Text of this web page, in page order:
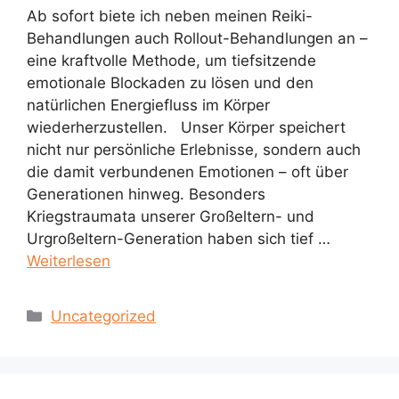
Ab sofort biete ich neben meinen Reiki-
Behandlungen auch Rollout-Behandlungen an –
eine kraftvolle Methode, um tiefsitzende
emotionale Blockaden zu lösen und den
natürlichen Energiefluss im Körper
wiederherzustellen. Unser Körper speichert
nicht nur persönliche Erlebnisse, sondern auch
die damit verbundenen Emotionen – oft über
Generationen hinweg. Besonders
Kriegstraumata unserer Großeltern- und
Urgroßeltern-Generation haben sich tief …
Weiterlesen
Kategorien
Uncategorized